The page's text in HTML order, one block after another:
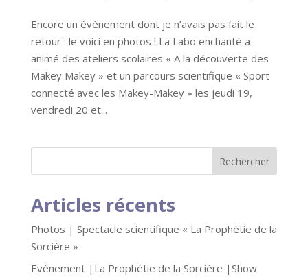
Encore un évènement dont je n’avais pas fait le
retour : le voici en photos ! La Labo enchanté a
animé des ateliers scolaires « A la découverte des
Makey Makey » et un parcours scientifique « Sport
connecté avec les Makey-Makey » les jeudi 19,
vendredi 20 et...
Articles récents
Photos | Spectacle scientifique « La Prophétie de la
Sorcière »
Evènement |La Prophétie de la Sorcière |Show